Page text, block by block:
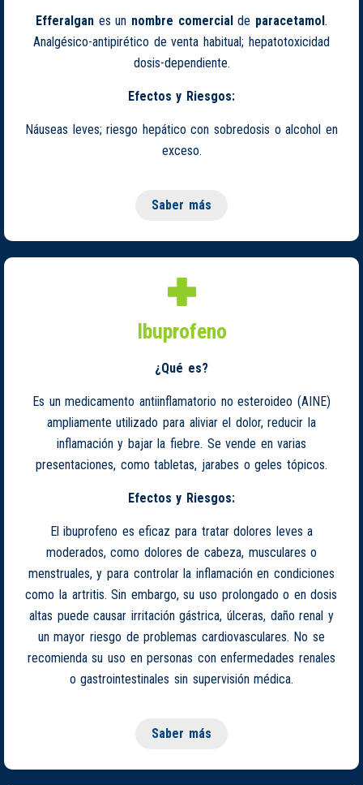
Efferalgan es un nombre comercialde paracetamol.
Analgésico-antipirético de venta habitual; hepatotoxicidad
dosis-dependiente.
Efectos y Riesgos:
Náuseas leves; riesgo hepático con sobredosis o alcohol en
exceso.
Saber más
Ibuprofeno
¿Qué es?
Es un medicamento antiinflamatorio no esteroideo (AINE)
ampliamente utilizado para aliviar el dolor, reducir la
inflamación y bajar la fiebre. Se vende en varias
presentaciones, como tabletas, jarabes o geles tópicos.
Efectos y Riesgos:
El ibuprofeno es eficaz para tratar dolores leves a
moderados, como dolores de cabeza, musculares o
menstruales, y para controlar la inflamación en condiciones
como la artritis. Sin embargo, su uso prolongado o en dosis
altas puede causar irritación gástrica, úlceras, daño renal y
un mayor riesgo de problemas cardiovasculares. No se
recomienda su uso en personas con enfermedades renales
o gastrointestinales sin supervisión médica.
Saber más